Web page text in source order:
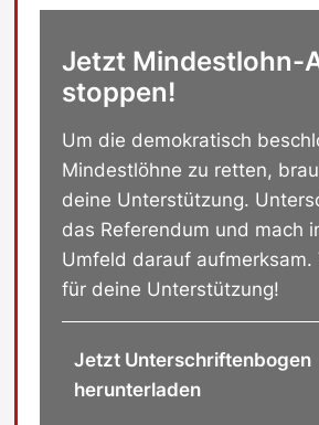
Jetzt Mindestlohn-
stoppen!
Um die demokratisch
Mindestlöhne zu retten,
deine Unterstützung.
das Referendum und mach
Umfeld darauf aufmerksam.
für deine Unterstützung!
Jetzt Unterschriftenbogen
herunterladen